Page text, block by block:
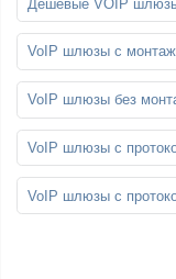
Дешевые VOIP
VoIP шлюзы с
VoIP шлюзы без
VoIP шлюзы с
VoIP шлюзы с